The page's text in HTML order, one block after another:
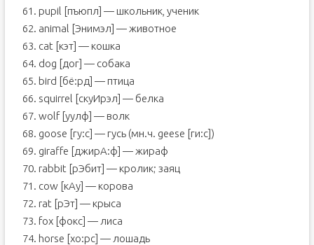
61. pupil [пъюпл] — школьник, ученик
62. animal [Энимэл] — животное
63. cat [кэт] — кошка
64. dog [дог] — собака
65. bird [бё:рд] — птица
66. squirrel [скуИрэл] — белка
67. wolf [уулф] — волк
68. goose [гу:с] — гусь (мн.ч. geese [ги:с])
69. giraffe [джирА:ф] — жираф
70. rabbit [рЭбит] — кролик; заяц
71. cow [кАу] — корова
72. rat [рЭт] — крыса
73. fox [фокс] — лиса
74. horse [хо:рс] — лошадь